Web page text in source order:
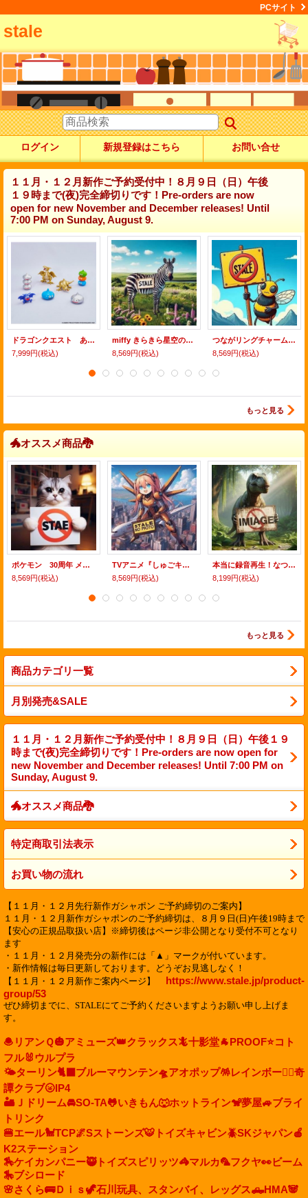
PCサイト
stale
ログイン 新規登録はこちら お問い合せ
１１月・１２月新作ご予約受付中！８月９日（日）午後
１９時まで(夜)完全締切りです！Pre-orders are now
open for new November and December releases! Until
7:00 PM on Sunday, August 9.
ドラゴンクエスト あつめてモンスターギャラリー40周年記念Ver 第2弾（１１月）【▲５００円カプセル ２０個入り スクエア】＋正規台紙
7,999円(税込)
miffy きらきら星空のめじるしガチャマスコット（１１月）【▲３００円カプセル ４０個入り タカラトミー】＋正規台紙
8,569円(税込)
つながリングチャーム ピクミン（１１月）【▲３００円カプセル ４０個入り タカラトミー】＋正規台紙
8,569円(税込)
もっと見る
🐲オススメ商品🐉
ポケモン 30周年 メタルチャームマスコット イーブイフレンズ（１１月）【▲３００円カプセル ４０個入り タカラトミー】＋正規台紙
8,569円(税込)
TVアニメ『しゅごキャラ！』集合！マスコット（１１月）【▲４００円カプセル ３０個入り タカラトミー】＋正規台紙
8,569円(税込)
本当に録音再生！なつかしのガラケーマスコット（スライドType）Re:（１１月）【▲５００円カプセル ２０個入り トイスピ】＋正規台紙
8,199円(税込)
もっと見る
商品カテゴリ一覧
月別発売&SALE
１１月・１２月新作ご予約受付中！８月９日（日）午後１９
時まで(夜)完全締切りです！Pre-orders are now open for
new November and December releases! Until 7:00 PM on
Sunday, August 9.
🐲オススメ商品🐉
特定商取引法表示
お買い物の流れ
【１１月・１２月先行新作ガシャポン ご予約締切のご案内】
１１月・１２月新作ガシャポンのご予約締切は、８月９日(日)午後19時まで
【安心の正規品取扱い店】※締切後はページ非公開となり受付不可となり
ます
・１１月・１２月発売分の新作には「▲」マークが付いています。
・新作情報は毎日更新しております。どうぞお見逃しなく！
【１１月・１２月新作ご案内ページ】
https://www.stale.jp/product-
group/53
ぜひ締切までに、STALEにてご予約くださいますようお願い申し上げま
す。
🧆リアンＱ🎃アミューズ👑クラックス🦎十影堂🐐PROOF⭐コト
フル🐰ウルプラ
🌤️ターリン🐈‍⬛ブルーマウンテン🛸アオポップ🪅レインボー🐦‍🔥奇
譚クラブ🌝IP4
🏜️Ｊドリーム🚘SO-TA🐸いきもん🐺ホットライン🐒夢屋🚙ブライ
トリンク
🍔エール🐩TCP🌌Sストーンズ🐯トイズキャビン🪲SKジャパン🍎
K2ステーション
🏇ケイカンパニー🥷トイズスピリッツ🦓マルカ🦜フクヤ👀ビーム
🎠ブシロード
🌸さくら🚌Ｄｉｓ🦖石川玩具、スタンバイ、レッグス🛻HMA🐼